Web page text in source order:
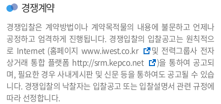
경쟁계약
경쟁입찰은 계약방법이나 계약목적물의 내용에 불문하고 언제나
공정하고 엄격하게 진행됩니다. 경쟁입찰의 입찰공고는 원칙적으
로 Internet (홈페이지 www.iwest.co.kr
및 전력그룹사 전자
상거래 통합 플랫폼 http://srm.kepco.net
)을 통하여 공고되
며, 필요한 경우 사내게시판 및 신문 등을 통하여도 공고될 수 있습
니다. 경쟁입찰의 낙찰자는 입찰공고 또는 입찰설명서 관련 규정에
따라 선정합니다.